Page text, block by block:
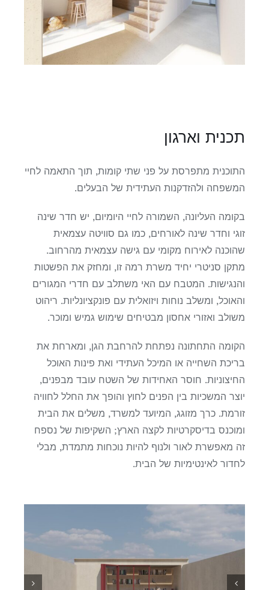
תכנית וארגון
התוכנית מתפרסת על פני שתי קומות, תוך התאמה לחיי
המשפחה ולהזדקנות העתידית של הבעלים.
בקומה העליונה, השמורה לחיי היומיום, יש חדר שינה
זוגי וחדר שינה לאורחים, כמו גם סוויטה עצמאית
שהוכנה לאירוח מקומי עם גישה עצמאית מהרחוב.
מתקן סניטרי יחיד משרת רמה זו, ומחזק את הפשטות
והנגישות. המטבח עם האי משתלב עם חדרי המגורים
והאוכל, ומשלב נוחות ויזואלית עם פונקציונליות. ריהוט
משולב ואזורי אחסון מבטיחים שימוש גמיש ומוכר.
הקומה התחתונה נפתחת להרחבת הגן, ומארחת את
בריכת השחייה או המיכל העתידי ואת פינות האוכל
החיצוניות. חוסר האחידות של השטח עובד מבפנים,
יוצר המשכיות בין הפנים לחוץ והופך את החלל לחוויה
זורמת. כרך מזוגג, המיועד למשרד, משלים את הבית
ומוכנס בדיסקרטיות לקצה הארץ; השקיפות של נספח
זה מאפשרת לאור ולנוף להיות נוכחות מתמדת, מבלי
לחדור לאינטימיות של הבית.